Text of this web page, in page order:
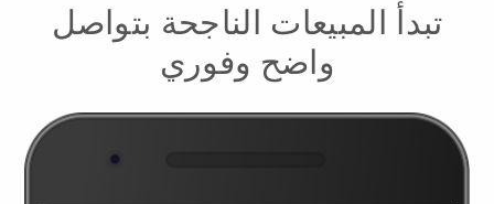
تبدأ المبيعات الناجحة بتواصل
واضح وفوري